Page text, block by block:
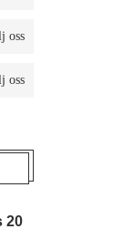
oss
oss
20